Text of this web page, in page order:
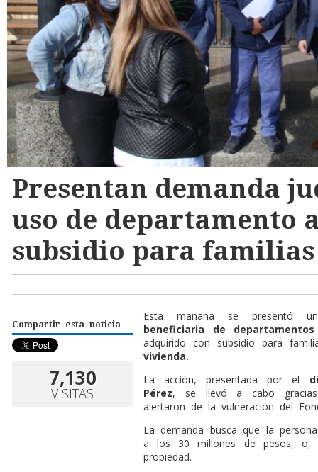
Presentan demanda
uso de departamento
subsidio para
Compartir esta noticia
7,130
VISITAS
Esta mañana se presentó
beneficiaria de
adquirido con subsidio para
vivienda.
La acción, presentada por el
Pérez, se llevó a cabo
alertaron de la vulneración del
La demanda busca que la
a los 30 millones de pesos,
propiedad.